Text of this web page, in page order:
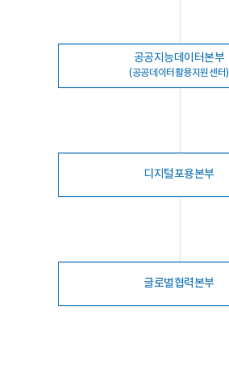
공공지능데이터본부
(공공데이터활용지원센터)
디지털포용본부
글로벌협력본부